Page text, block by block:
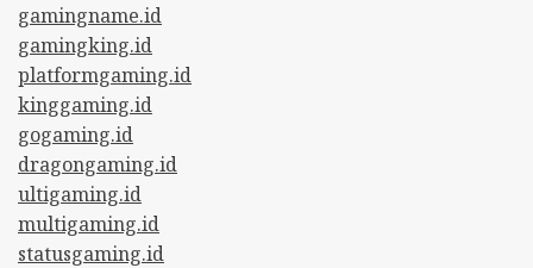
gamingname.id
gamingking.id
platformgaming.id
kinggaming.id
gogaming.id
dragongaming.id
ultigaming.id
multigaming.id
statusgaming.id